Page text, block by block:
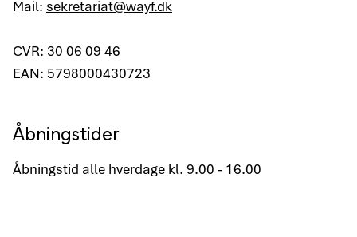
Mail: sekretariat@wayf.dk
CVR: 30 06 09 46
EAN: 5798000430723
Åbningstider
Åbningstid alle hverdage kl. 9.00 - 16.00